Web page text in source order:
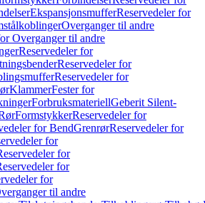
EkspansjonsmufferReservedeler for
Overganger til andre
Overganger til andre
Reservedeler for
Reservedeler for
Reservedeler for
KlammerFester for
ForbruksmateriellGeberit Silent-
FormstykkerReservedeler for
for BendGrenrørReservedeler for
for
for
for
for
til andre